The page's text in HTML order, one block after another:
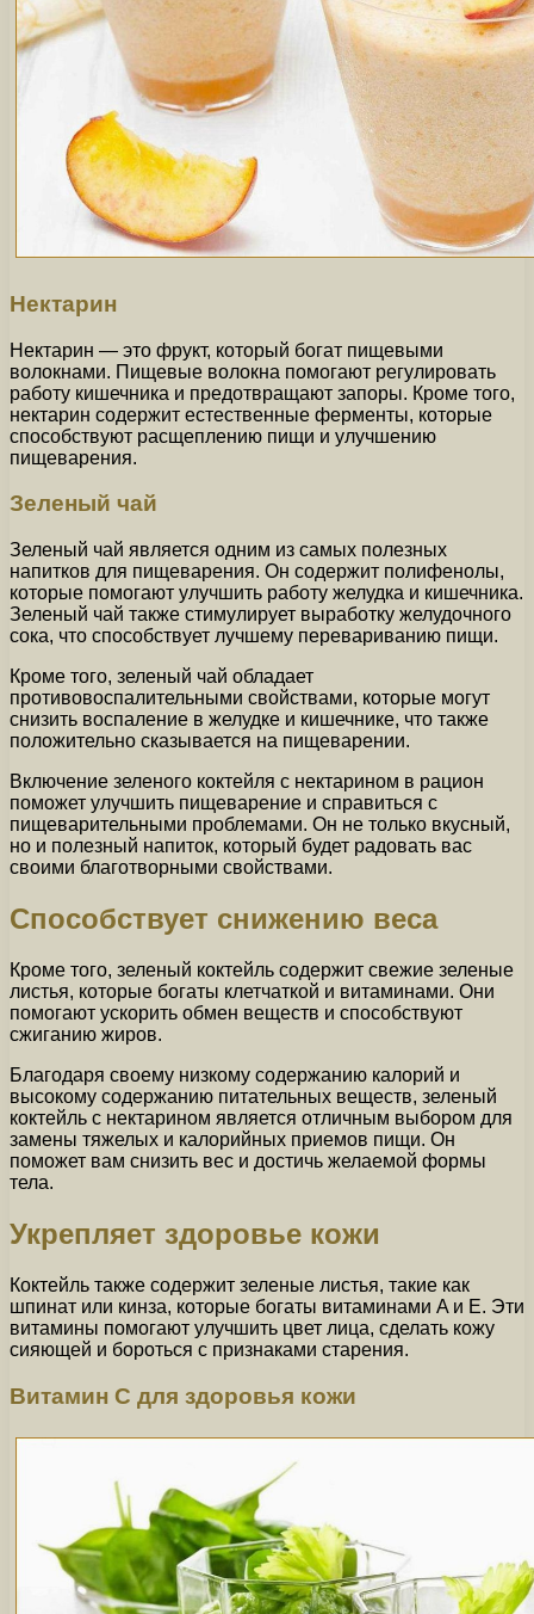
Нектарин
Нектарин — это фрукт, который богат пищевыми
волокнами. Пищевые волокна помогают регулировать
работу кишечника и предотвращают запоры. Кроме того,
нектарин содержит естественные ферменты, которые
способствуют расщеплению пищи и улучшению
пищеварения.
Зеленый чай
Зеленый чай является одним из самых полезных
напитков для пищеварения. Он содержит полифенолы,
которые помогают улучшить работу желудка и кишечника.
Зеленый чай также стимулирует выработку желудочного
сока, что способствует лучшему перевариванию пищи.
Кроме того, зеленый чай обладает
противовоспалительными свойствами, которые могут
снизить воспаление в желудке и кишечнике, что также
положительно сказывается на пищеварении.
Включение зеленого коктейля с нектарином в рацион
поможет улучшить пищеварение и справиться с
пищеварительными проблемами. Он не только вкусный,
но и полезный напиток, который будет радовать вас
своими благотворными свойствами.
Способствует снижению веса
Кроме того, зеленый коктейль содержит свежие зеленые
листья, которые богаты клетчаткой и витаминами. Они
помогают ускорить обмен веществ и способствуют
сжиганию жиров.
Благодаря своему низкому содержанию калорий и
высокому содержанию питательных веществ, зеленый
коктейль с нектарином является отличным выбором для
замены тяжелых и калорийных приемов пищи. Он
поможет вам снизить вес и достичь желаемой формы
тела.
Укрепляет здоровье кожи
Коктейль также содержит зеленые листья, такие как
шпинат или кинза, которые богаты витаминами A и E. Эти
витамины помогают улучшить цвет лица, сделать кожу
сияющей и бороться с признаками старения.
Витамин C для здоровья кожи